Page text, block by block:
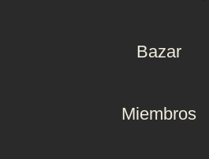
Bazar
Miembros